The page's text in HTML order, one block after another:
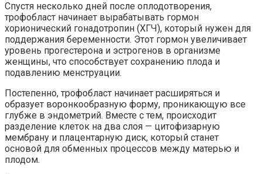
Спустя несколько дней после оплодотворения,
трофобласт начинает вырабатывать гормон
хорионический гонадотропин (ХГЧ), который нужен для
поддержания беременности. Этот гормон увеличивает
уровень прогестерона и эстрогенов в организме
женщины, что способствует сохранению плода и
подавлению менструации.
Постепенно, трофобласт начинает расширяться и
образует воронкообразную форму, проникающую все
глубже в эндометрий. Вместе с тем, происходит
разделение клеток на два слоя — цитофизарную
мембрану и плацентарную диск, который станет
основой для обменных процессов между матерью и
плодом.